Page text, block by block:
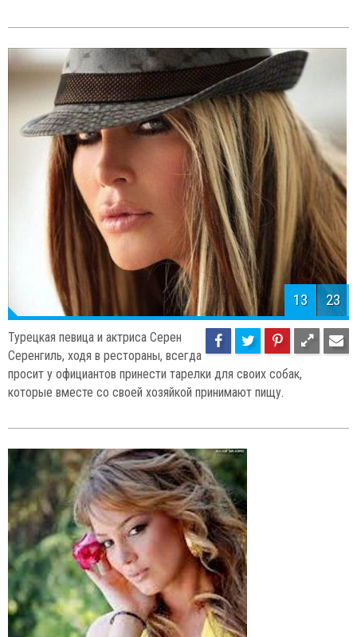
13 23
Турецкая певица и актриса Серен
Серенгиль, ходя в рестораны, всегда
просит у официантов принести тарелки для своих собак,
которые вместе со своей хозяйкой принимают пищу.